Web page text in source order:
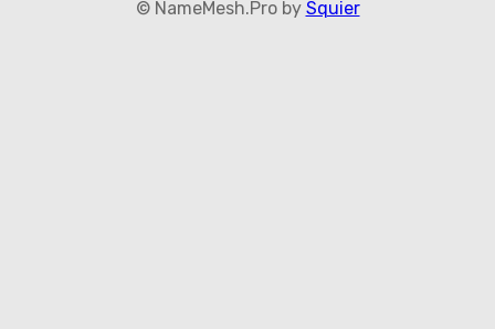
© NameMesh.Pro by Squier